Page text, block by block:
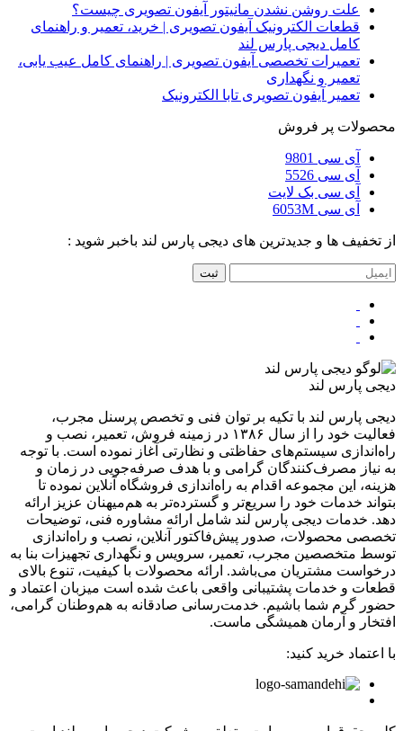
علت روشن نشدن مانیتور آیفون تصویری چیست؟
قطعات الکترونیک آیفون تصویری | خرید، تعمیر و راهنمای
کامل دیجی پارس لند
تعمیرات تخصصی آیفون تصویری | راهنمای کامل عیب یابی،
تعمیر و نگهداری
تعمیر آیفون تصویری تابا الکترونیک
محصولات پر فروش
آی سی 9801
آی سی 5526
آی سی بک لایت
آی سی 6053M
از تخفیف ها و جدیدترین های دیجی پارس لند باخبر شوید :
ثبت
دیجی پارس لند
دیجی پارس لند با تکیه بر توان فنی و تخصص پرسنل مجرب،
فعالیت خود را از سال ۱۳۸۶ در زمینه فروش، تعمیر، نصب و
راه‌اندازی سیستم‌های حفاظتی و نظارتی آغاز نموده است. با توجه
به نیاز مصرف‌کنندگان گرامی و با هدف صرفه‌جویی در زمان و
هزینه، این مجموعه اقدام به راه‌اندازی فروشگاه آنلاین نموده تا
بتواند خدمات خود را سریع‌تر و گسترده‌تر به هم‌میهنان عزیز ارائه
دهد. خدمات دیجی پارس لند شامل ارائه مشاوره فنی، توضیحات
تخصصی محصولات، صدور پیش‌فاکتور آنلاین، نصب و راه‌اندازی
توسط متخصصین مجرب، تعمیر، سرویس و نگهداری تجهیزات بنا به
درخواست مشتریان می‌باشد. ارائه محصولات با کیفیت، تنوع بالای
قطعات و خدمات پشتیبانی واقعی باعث شده است میزبان اعتماد و
حضور گرم شما باشیم. خدمت‌رسانی صادقانه به هم‌وطنان گرامی،
افتخار و آرمان همیشگی ماست.
با اعتماد خرید کنید: